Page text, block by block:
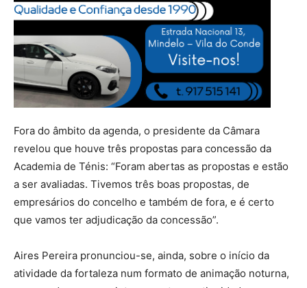
Fora do âmbito da agenda, o presidente da Câmara
revelou que houve três propostas para concessão da
Academia de Ténis: “Foram abertas as propostas e estão
a ser avaliadas. Tivemos três boas propostas, de
empresários do concelho e também de fora, e é certo
que vamos ter adjudicação da concessão”.
Aires Pereira pronunciou-se, ainda, sobre o início da
atividade da fortaleza num formato de animação noturna,